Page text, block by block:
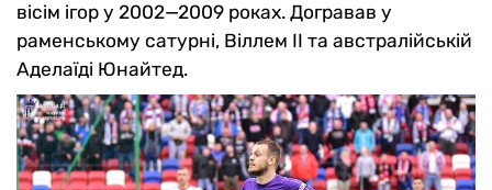
вісім ігор у 2002—2009 роках. Догравав у
раменському сатурні, Віллем II та австралійській
Аделаїді Юнайтед.